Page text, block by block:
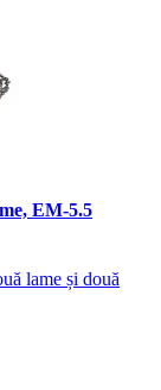
EM-5.5
lame și două